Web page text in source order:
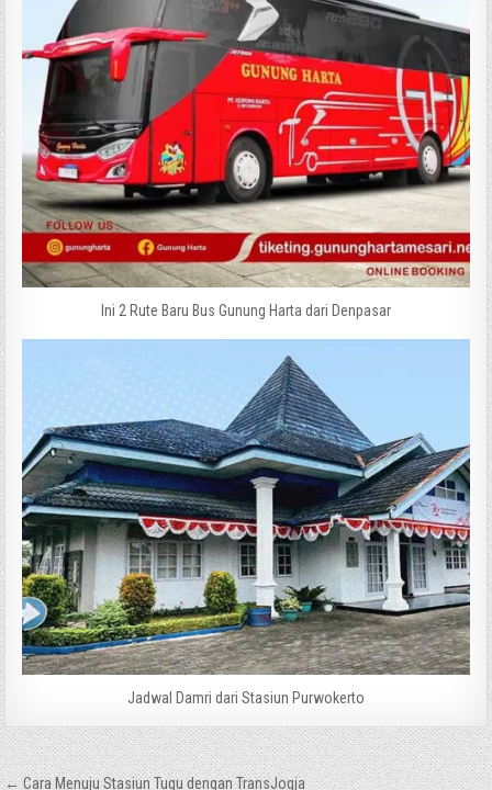
Ini 2 Rute Baru Bus Gunung Harta dari Denpasar
Jadwal Damri dari Stasiun Purwokerto
← Cara Menuju Stasiun Tugu dengan TransJogja